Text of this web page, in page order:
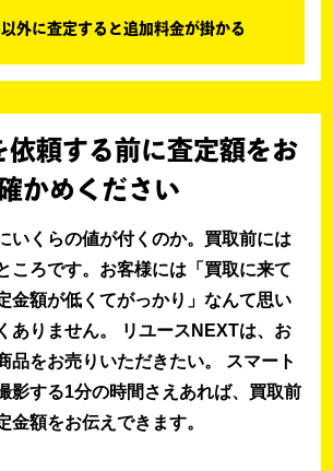
外に査定すると追加料金が掛かる
依頼する前に査定額をお
かめください
いくらの値が付くのか。買取前には
ころです。お客様には「買取に来て
金額が低くてがっかり」なんて思い
ありません。 リユースNEXTは、お
品をお売りいただきたい。 スマート
影する1分の時間さえあれば、買取前
金額をお伝えできます。